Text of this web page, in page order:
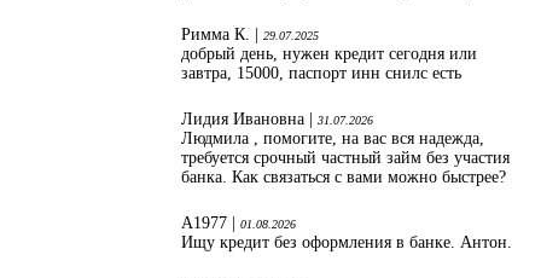
Римма К. | 29.07.2025
добрый день, нужен кредит сегодня или
завтра, 15000, паспорт инн снилс есть
Лидия Ивановна | 31.07.2026
Людмила , помогите, на вас вся надежда,
требуется срочный частный займ без участия
банка. Как связаться с вами можно быстрее?
А1977 | 01.08.2026
Ищу кредит без оформления в банке. Антон.